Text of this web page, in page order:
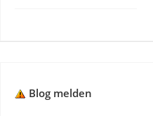
Blog melden